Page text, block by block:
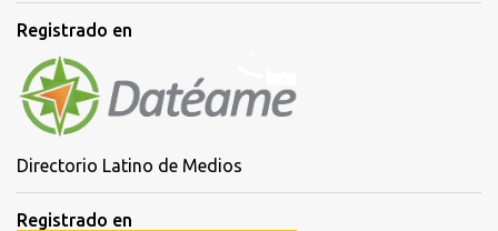
Registrado en
Directorio Latino de Medios
Registrado en